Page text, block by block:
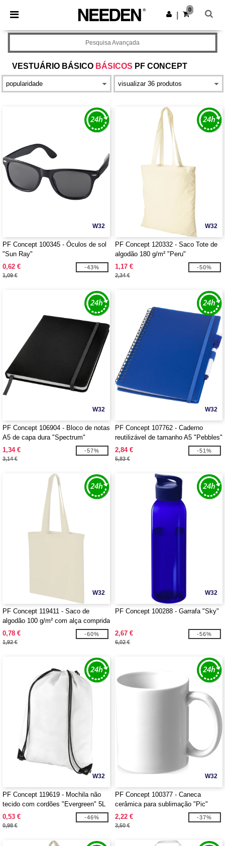
× App Needen
Melhores preços na app!
Obter app
0
VESTUÁRIO BÁSICO BÁSICOS PF CONCEPT
Pesquisa Avançada
W32
PF Concept 100345 - Óculos de sol
"Sun Ray"
0,62 €
1,09 €
-43%
W32
PF Concept 120332 - Saco Tote de
algodão 180 g/m² "Peru"
1,17 €
2,34 €
-50%
W32
PF Concept 106904 - Bloco de notas
A5 de capa dura "Spectrum"
1,34 €
3,14 €
-57%
W32
PF Concept 107762 - Caderno
reutilizável de tamanho A5 "Pebbles"
2,84 €
5,83 €
-51%
W32
PF Concept 119411 - Saco de
algodão 100 g/m² com alça comprida
"Carolina"
0,78 €
1,92 €
-60%
W32
PF Concept 100288 - Garrafa "Sky"
2,67 €
6,02 €
-56%
W32
PF Concept 119619 - Mochila não
tecido com cordões "Evergreen" 5L
0,53 €
0,98 €
-46%
W32
PF Concept 100377 - Caneca
cerâmica para sublimação "Pic"
2,22 €
3,50 €
-37%